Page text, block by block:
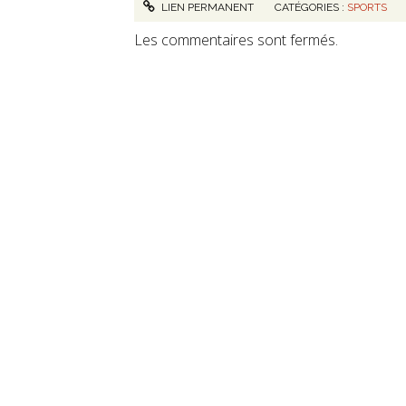
LIEN PERMANENT CATÉGORIES : SPORTS
Les commentaires sont fermés.